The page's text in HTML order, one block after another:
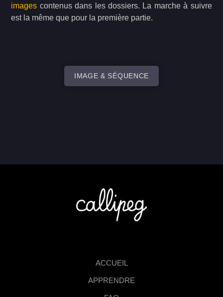
images contenus dans les dossiers. La marche à suivre
est la même que pour la première partie.
IMAGE & SÉQUENCE
ACCUEIL
APPRENDRE